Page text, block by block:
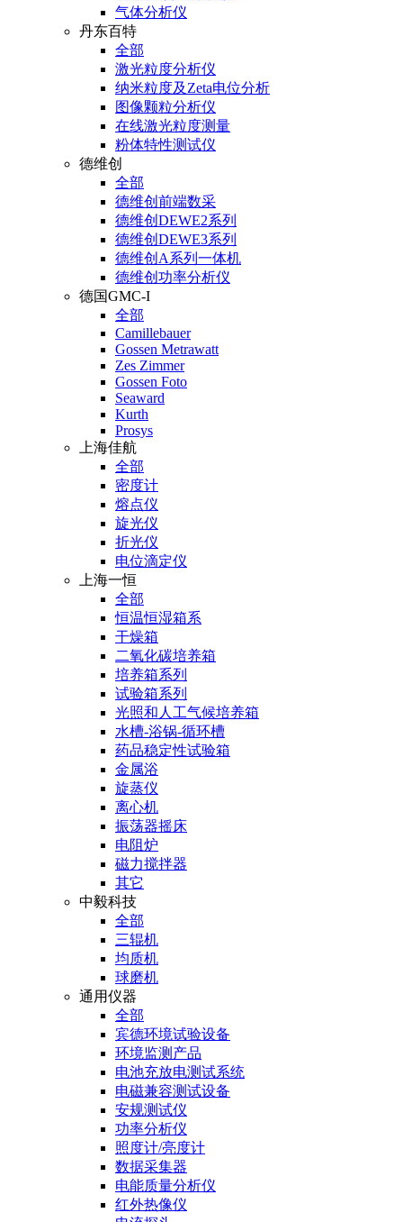
气体分析仪
丹东百特
全部
激光粒度分析仪
纳米粒度及Zeta电位分析
图像颗粒分析仪
在线激光粒度测量
粉体特性测试仪
德维创
全部
德维创前端数采
德维创DEWE2系列
德维创DEWE3系列
德维创A系列一体机
德维创功率分析仪
德国GMC-I
全部
Camillebauer
Gossen Metrawatt
Zes Zimmer
Gossen Foto
Seaward
Kurth
Prosys
上海佳航
全部
密度计
熔点仪
旋光仪
折光仪
电位滴定仪
上海一恒
全部
恒温恒湿箱系
干燥箱
二氧化碳培养箱
培养箱系列
试验箱系列
光照和人工气候培养箱
水槽-浴锅-循环槽
药品稳定性试验箱
金属浴
旋蒸仪
离心机
振荡器摇床
电阻炉
磁力搅拌器
其它
中毅科技
全部
三辊机
均质机
球磨机
通用仪器
全部
宾德环境试验设备
环境监测产品
电池充放电测试系统
电磁兼容测试设备
安规测试仪
功率分析仪
照度计/亮度计
数据采集器
电能质量分析仪
红外热像仪